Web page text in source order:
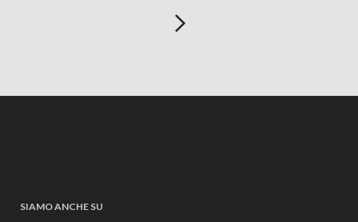
SIAMO ANCHE SU